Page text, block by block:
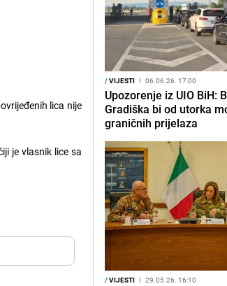
lica nije
je vlasnik lice sa
/VIJESTI I 06.06.26. 17:00
Upozorenje iz UIO BiH:
Gradiška bi od utorka
graničnih prijelaza
/VIJESTI I 29.05.26. 16:10